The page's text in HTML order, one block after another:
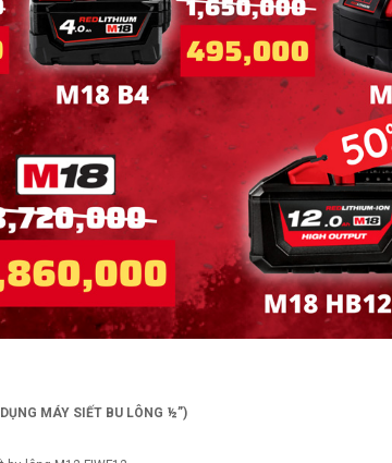
MÁY SIẾT BU LÔNG ½”)